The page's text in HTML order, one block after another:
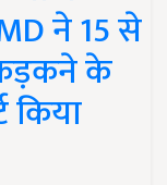
ने 15 से
के
किया